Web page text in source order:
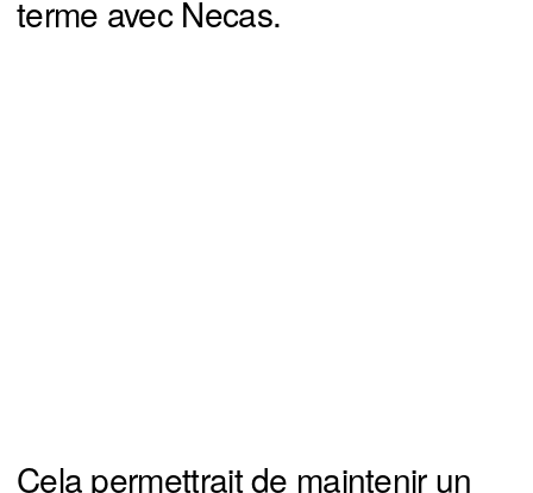
terme avec Necas.
Cela permettrait de maintenir un